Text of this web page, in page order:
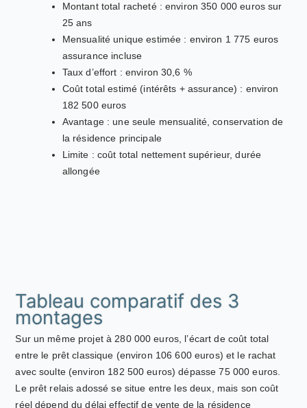
Montant total racheté : environ 350 000 euros sur
25 ans
Mensualité unique estimée : environ 1 775 euros
assurance incluse
Taux d’effort : environ 30,6 %
Coût total estimé (intérêts + assurance) : environ
182 500 euros
Avantage : une seule mensualité, conservation de
la résidence principale
Limite : coût total nettement supérieur, durée
allongée
Tableau comparatif des 3
montages
Sur un même projet à 280 000 euros, l’écart de coût total
entre le prêt classique (environ 106 600 euros) et le rachat
avec soulte (environ 182 500 euros) dépasse 75 000 euros.
Le prêt relais adossé se situe entre les deux, mais son coût
réel dépend du délai effectif de vente de la résidence